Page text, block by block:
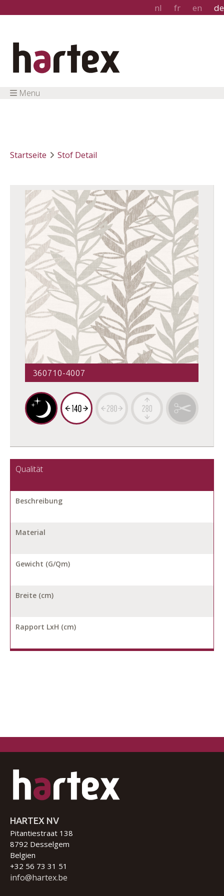
nl fr en de
Menu
Startseite Stof Detail
360710-4007
Qualität
Beschreibung
Material
Gewicht (G/Qm)
Breite (cm)
Rapport LxH (cm)
HARTEX NV
Pitantiestraat 138
8792 Desselgem
Belgien
+32 56 73 31 51
info@hartex.be